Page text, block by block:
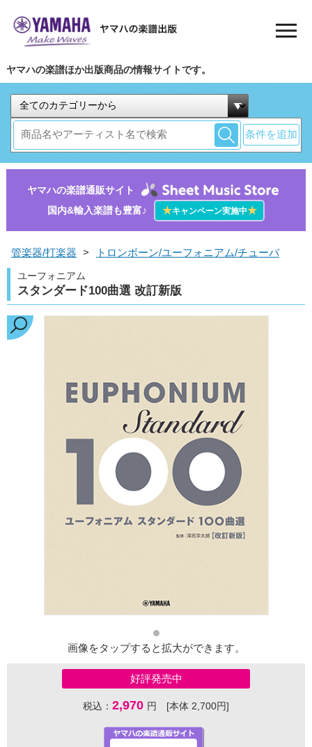
ヤマハの楽譜ほか出版商品の情報サイトです。
条件を追加
ヤマハの楽譜通販サイト
国内&輸入楽譜も豊富♪
★キャンペーン実施中★
管楽器/打楽器 > トロンボーン/ユーフォニアム/チューバ
ユーフォニアム
スタンダード100曲選 改訂新版
画像をタップすると拡大ができます。
好評発売中
税込： 2,970 円 [本体 2,700円]